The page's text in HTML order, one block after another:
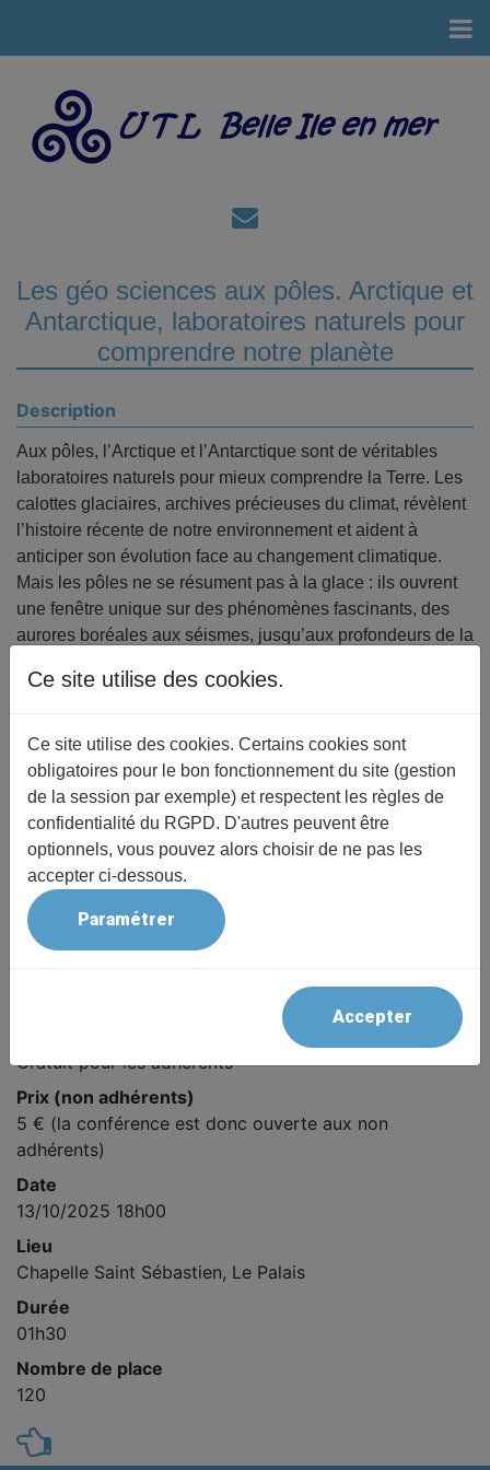
Les géo sciences aux pôles. Arctique et
Antarctique, laboratoires naturels pour
comprendre notre planète
Description
Aux pôles, l’Arctique et l’Antarctique sont de véritables
laboratoires naturels pour mieux comprendre la Terre. Les
calottes glaciaires, archives précieuses du climat, révèlent
l’histoire récente de notre environnement et aident à
anticiper son évolution face au changement climatique.
Mais les pôles ne se résument pas à la glace : ils ouvrent
une fenêtre unique sur des phénomènes fascinants, des
aurores boréales aux séismes, jusqu’aux profondeurs de la
un voyage au cœur des recherches menées par les
Dimitri ZIGONE est géophysicien de terrain aux pôles dans
le cadre de l'Institut Terre et Envirronement de Strasbourg.
Détail
Thème
Sciences et techniques
Gratuit pour les adhérents
Prix (non adhérents)
5 € (la conférence est donc ouverte aux non
adhérents)
Date
13/10/2025 18h00
Lieu
Chapelle Saint Sébastien, Le Palais
Durée
01h30
Nombre de place
120
Ce site utilise des cookies.
Ce site utilise des cookies. Certains cookies sont
obligatoires pour le bon fonctionnement du site (gestion
de la session par exemple) et respectent les règles de
confidentialité du RGPD. D'autres peuvent être
optionnels, vous pouvez alors choisir de ne pas les
accepter ci-dessous.
Paramétrer
Accepter